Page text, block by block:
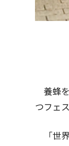
養蜂を
つフェ
「世界